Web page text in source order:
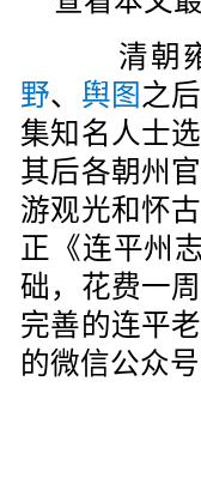
清朝雍
野、 舆图 之
集知名人士
其后各朝州
游观光和怀
正《连平州
础，花费一
完善的连平
的微信公众